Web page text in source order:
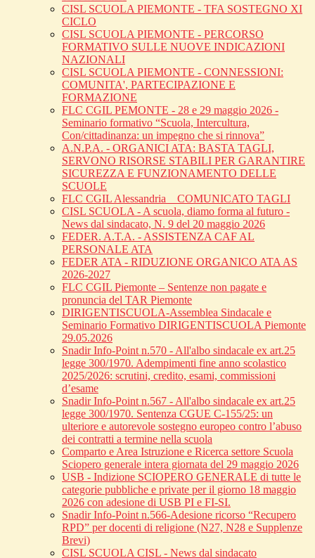
CISL SCUOLA PIEMONTE - TFA SOSTEGNO XI
CICLO
CISL SCUOLA PIEMONTE - PERCORSO
FORMATIVO SULLE NUOVE INDICAZIONI
NAZIONALI
CISL SCUOLA PIEMONTE - CONNESSIONI:
COMUNITA', PARTECIPAZIONE E
FORMAZIONE
FLC CGIL PEMONTE - 28 e 29 maggio 2026 -
Seminario formativo “Scuola, Intercultura,
Con/cittadinanza: un impegno che si rinnova”
A.N.P.A. - ORGANICI ATA: BASTA TAGLI,
SERVONO RISORSE STABILI PER GARANTIRE
SICUREZZA E FUNZIONAMENTO DELLE
SCUOLE
FLC CGIL Alessandria _ COMUNICATO TAGLI
CISL SCUOLA - A scuola, diamo forma al futuro -
News dal sindacato, N. 9 del 20 maggio 2026
FEDER. A.T.A. - ASSISTENZA CAF AL
PERSONALE ATA
FEDER ATA - RIDUZIONE ORGANICO ATA AS
2026-2027
FLC CGIL Piemonte – Sentenze non pagate e
pronuncia del TAR Piemonte
DIRIGENTISCUOLA-Assemblea Sindacale e
Seminario Formativo DIRIGENTISCUOLA Piemonte
29.05.2026
Snadir Info-Point n.570 - All'albo sindacale ex art.25
legge 300/1970. Adempimenti fine anno scolastico
2025/2026: scrutini, credito, esami, commissioni
d’esame
Snadir Info-Point n.567 - All'albo sindacale ex art.25
legge 300/1970. Sentenza CGUE C‑155/25: un
ulteriore e autorevole sostegno europeo contro l’abuso
dei contratti a termine nella scuola
Comparto e Area Istruzione e Ricerca settore Scuola
Sciopero generale intera giornata del 29 maggio 2026
USB - Indizione SCIOPERO GENERALE di tutte le
categorie pubbliche e private per il giorno 18 maggio
2026 con adesione di USB PI e FI-SI.
Snadir Info-Point n.566-Adesione ricorso “Recupero
RPD” per docenti di religione (N27, N28 e Supplenze
Brevi)
CISL SCUOLA CISL - News dal sindacato